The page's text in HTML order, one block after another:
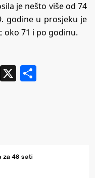
je nešto više od 74
godine u prosjeku je
oko 71 i po godinu.
Messenger
X